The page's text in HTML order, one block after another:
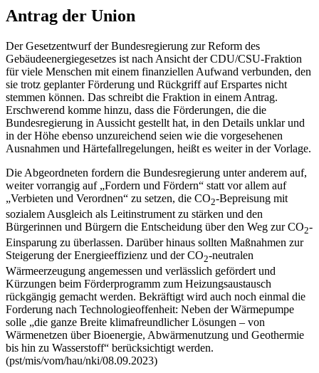
Antrag der Union
Der Gesetzentwurf der Bundesregierung zur Reform des
Gebäudeenergiegesetzes ist nach Ansicht der CDU/CSU-Fraktion
für viele Menschen mit einem finanziellen Aufwand verbunden, den
sie trotz geplanter Förderung und Rückgriff auf Erspartes nicht
stemmen können. Das schreibt die Fraktion in einem Antrag.
Erschwerend komme hinzu, dass die Förderungen, die die
Bundesregierung in Aussicht gestellt hat, in den Details unklar und
in der Höhe ebenso unzureichend seien wie die vorgesehenen
Ausnahmen und Härtefallregelungen, heißt es weiter in der Vorlage.
Die Abgeordneten fordern die Bundesregierung unter anderem auf,
weiter vorrangig auf „Fordern und Fördern“ statt vor allem auf
„Verbieten und Verordnen“ zu setzen, die CO2-Bepreisung mit
sozialem Ausgleich als Leitinstrument zu stärken und den
Bürgerinnen und Bürgern die Entscheidung über den Weg zur CO2-
Einsparung zu überlassen. Darüber hinaus sollten Maßnahmen zur
Steigerung der Energieeffizienz und der CO2-neutralen
Wärmeerzeugung angemessen und verlässlich gefördert und
Kürzungen beim Förderprogramm zum Heizungsaustausch
rückgängig gemacht werden. Bekräftigt wird auch noch einmal die
Forderung nach Technologieoffenheit: Neben der Wärmepumpe
solle „die ganze Breite klimafreundlicher Lösungen – von
Wärmenetzen über Bioenergie, Abwärmenutzung und Geothermie
bis hin zu Wasserstoff“ berücksichtigt werden.
(pst/mis/vom/hau/nki/08.09.2023)